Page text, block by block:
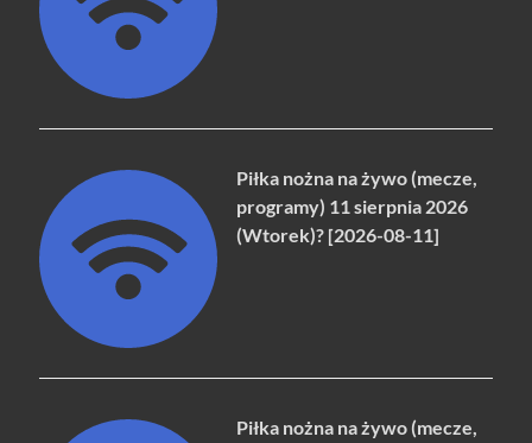
Piłka nożna na żywo (mecze,
programy) 11 sierpnia 2026
(Wtorek)? [2026-08-11]
Piłka nożna na żywo (mecze,